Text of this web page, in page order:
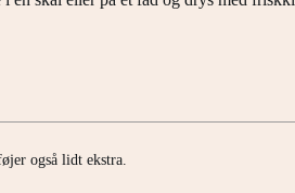
også lidt ekstra.